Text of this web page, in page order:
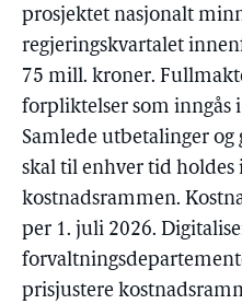
prosjektet nasjonalt
regjeringskvartalet
75 mill. kroner.
forpliktelser som inngås
Samlede utbetalinger
skal til enhver tid
kostnadsrammen.
per 1. juli 2026.
prisjustere